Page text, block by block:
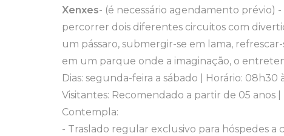
Xenxes- (é necessário agendamento prévio)
percorrer dois diferentes circuitos com
um pássaro, submergir-se em lama,
em um parque onde a imaginação, o
Dias: segunda-feira a sábado | Horário: 08h30
Visitantes: Recomendado a partir de 05 anos
Contempla:
- Traslado regular exclusivo para hóspedes